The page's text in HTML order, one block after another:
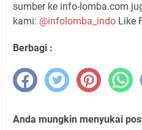
sumber ke info-lomba.com
kami: @infolomba_indo Like
Berbagi :
Anda mungkin menyukai